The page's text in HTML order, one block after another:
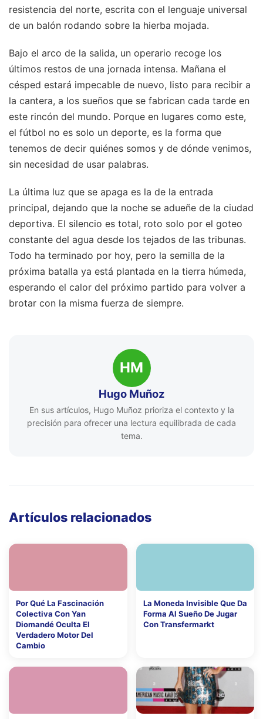
resistencia del norte, escrita con el lenguaje universal
de un balón rodando sobre la hierba mojada.
Bajo el arco de la salida, un operario recoge los
últimos restos de una jornada intensa. Mañana el
césped estará impecable de nuevo, listo para recibir a
la cantera, a los sueños que se fabrican cada tarde en
este rincón del mundo. Porque en lugares como este,
el fútbol no es solo un deporte, es la forma que
tenemos de decir quiénes somos y de dónde venimos,
sin necesidad de usar palabras.
La última luz que se apaga es la de la entrada
principal, dejando que la noche se adueñe de la ciudad
deportiva. El silencio es total, roto solo por el goteo
constante del agua desde los tejados de las tribunas.
Todo ha terminado por hoy, pero la semilla de la
próxima batalla ya está plantada en la tierra húmeda,
esperando el calor del próximo partido para volver a
brotar con la misma fuerza de siempre.
HM
Hugo Muñoz
En sus artículos, Hugo Muñoz prioriza el contexto y la
precisión para ofrecer una lectura equilibrada de cada
tema.
Artículos relacionados
Por Qué La Fascinación
Colectiva Con Yan
Diomandé Oculta El
Verdadero Motor Del
Cambio
La Moneda Invisible Que Da
Forma Al Sueño De Jugar
Con Transfermarkt